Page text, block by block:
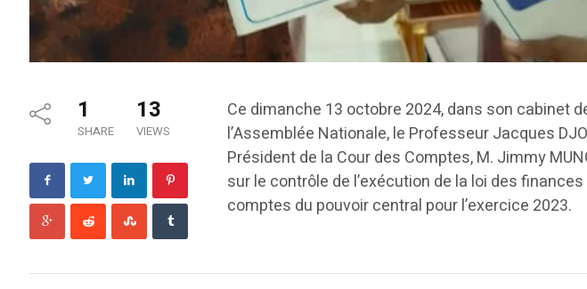
1
SHARE
13
VIEWS
Ce dimanche 13 octobre 2024, dans son cabinet
l’Assemblée Nationale, le Professeur Jacques
Président de la Cour des Comptes, M. Jimmy
sur le contrôle de l’exécution de la loi des
comptes du pouvoir central pour l’exercice 2023.